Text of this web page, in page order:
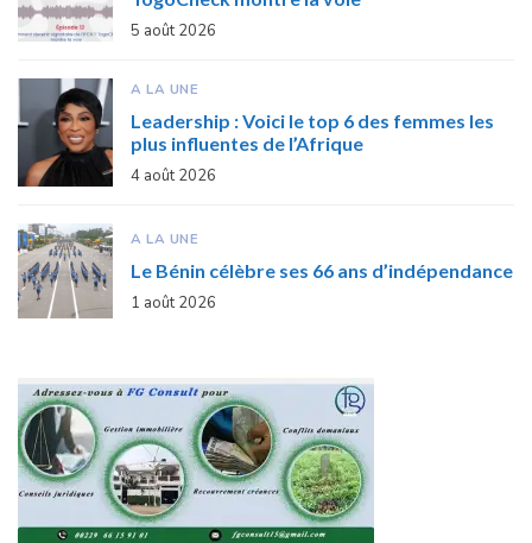
5 août 2026
A LA UNE
Leadership : Voici le top 6 des femmes les
plus influentes de l’Afrique
4 août 2026
A LA UNE
Le Bénin célèbre ses 66 ans d’indépendance
1 août 2026